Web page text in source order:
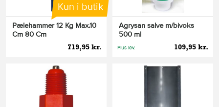
Kun i butik
Pælehammer 12 Kg Max.10
Cm 80 Cm
719,95 kr.
Agrysan salve m/bivoks
500 ml
109,95 kr.
Plus lev.